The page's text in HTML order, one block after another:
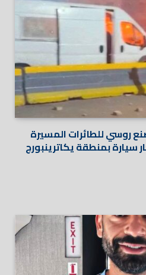
روسي للطائرات المسيرة
بمنطقة يكاترينبورج